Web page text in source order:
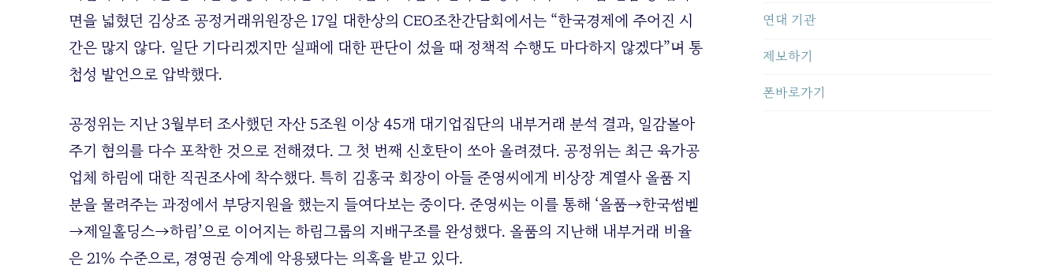
면을 넓혔던 김상조 공정거래위원장은 17일 대한상의 CEO조찬간담회에서는 “한국경제에 주어진 시
간은 많지 않다. 일단 기다리겠지만 실패에 대한 판단이 섰을 때 정책적 수행도 마다하지 않겠다”며 통
첩성 발언으로 압박했다.
공정위는 지난 3월부터 조사했던 자산 5조원 이상 45개 대기업집단의 내부거래 분석 결과, 일감몰아
주기 혐의를 다수 포착한 것으로 전해졌다. 그 첫 번째 신호탄이 쏘아 올려졌다. 공정위는 최근 육가공
업체 하림에 대한 직권조사에 착수했다. 특히 김홍국 회장이 아들 준영씨에게 비상장 계열사 올품 지
분을 물려주는 과정에서 부당지원을 했는지 들여다보는 중이다. 준영씨는 이를 통해 ‘올품→한국썸벧
→제일홀딩스→하림’으로 이어지는 하림그룹의 지배구조를 완성했다. 올품의 지난해 내부거래 비율
은 21% 수준으로, 경영권 승계에 악용됐다는 의혹을 받고 있다.
연대 기관
제보하기
폰바로가기